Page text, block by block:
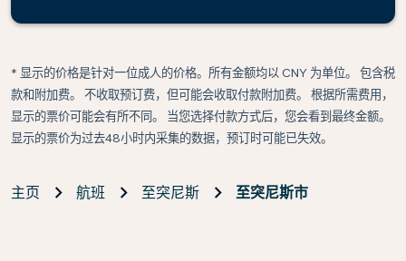
* 显示的价格是针对一位成人的价格。所有金额均以 CNY 为单位。 包含税
款和附加费。 不收取预订费，但可能会收取付款附加费。 根据所需费用，
显示的票价可能会有所不同。 当您选择付款方式后，您会看到最终金额。
显示的票价为过去48小时内采集的数据，预订时可能已失效。
主页 航班 至突尼斯 至突尼斯市